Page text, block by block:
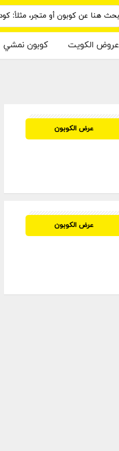
عروض الكويت كوبون نمشي
عرض الكوبون
عرض الكوبون